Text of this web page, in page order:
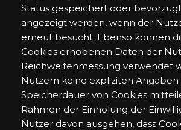
Status gespeichert oder
angezeigt werden, wenn der
erneut besucht. Ebenso können
Cookies erhobenen Daten der
Reichweitenmessung verwendet
Nutzern keine expliziten Angaben
Speicherdauer von Cookies
Rahmen der Einholung der
Nutzer davon ausgehen, dass